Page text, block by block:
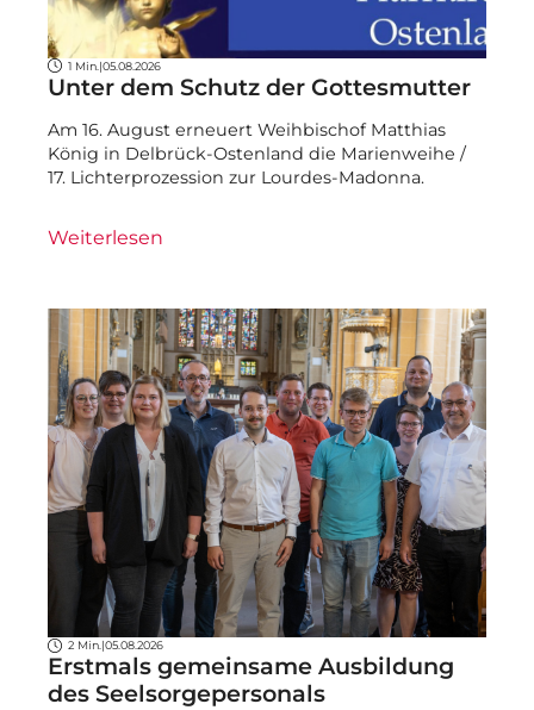
1 Min. |05.08.2026
Unter dem Schutz der Gottesmutter
Am 16. August erneuert Weihbischof Matthias
König in Delbrück-Ostenland die Marienweihe /
17. Lichterprozession zur Lourdes-Madonna.
Weiterlesen
2 Min.| 05.08.2026
Erstmals gemeinsame Ausbildung
des Seelsorgepersonals